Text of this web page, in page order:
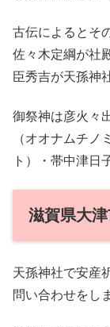
古伝によるとそ
佐々木定綱が社
臣秀吉が天孫神
御祭神は彦火々
（オオナムチノ
ト）・帯中津日
滋賀県大
天孫神社で安産
問い合わせをし